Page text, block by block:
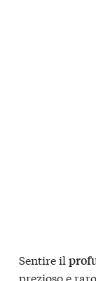
Sentire il
prezioso e